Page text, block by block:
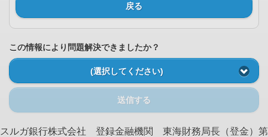
戻る
この情報により問題解決できましたか？
(選択してください)
送信する
スルガ銀行株式会社 登録金融機関 東海財務局長（登金）第